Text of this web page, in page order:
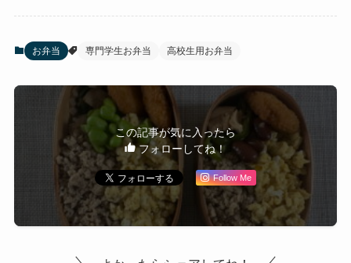
お弁当 専門学生お弁当 高校生用お弁当
この記事が気に入ったら
フォローしてね！
Follow Me